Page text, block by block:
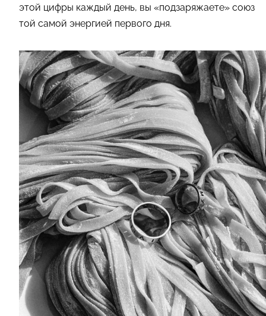
этой цифры каждый день, вы «подзаряжаете» союз
той самой энергией первого дня.